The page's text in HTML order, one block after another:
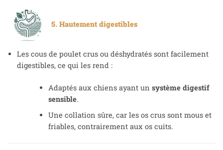
5. Hautement digestibles
Les cous de poulet crus ou déshydratés sont facilement
digestibles, ce qui les rend :
Adaptés aux chiens ayant un système digestif
sensible.
Une collation sûre, car les os crus sont mous et
friables, contrairement aux os cuits.